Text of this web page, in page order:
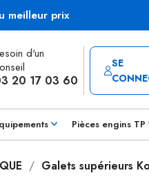
meilleur prix
d'un
20 17 03 60
SE
Pièces engins TP
Galets supérieurs